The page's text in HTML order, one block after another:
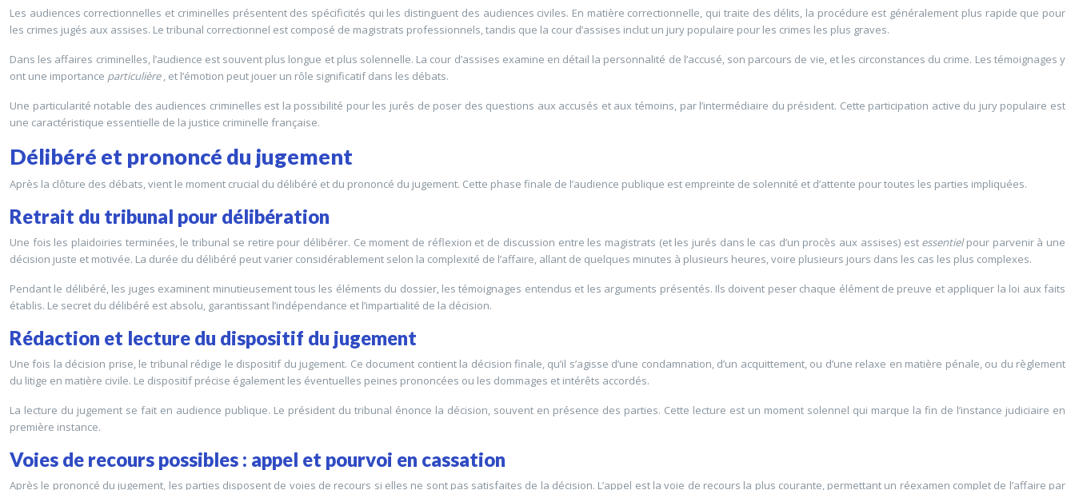
Les audiences correctionnelles et criminelles présentent des spécificités qui les distinguent des audiences civiles. En matière correctionnelle, qui traite des délits, la procédure est généralement plus rapide que pour
les crimes jugés aux assises. Le tribunal correctionnel est composé de magistrats professionnels, tandis que la cour d’assises inclut un jury populaire pour les crimes les plus graves.
Dans les affaires criminelles, l’audience est souvent plus longue et plus solennelle. La cour d’assises examine en détail la personnalité de l’accusé, son parcours de vie, et les circonstances du crime. Les témoignages y
ont une importance particulière , et l’émotion peut jouer un rôle significatif dans les débats.
Une particularité notable des audiences criminelles est la possibilité pour les jurés de poser des questions aux accusés et aux témoins, par l’intermédiaire du président. Cette participation active du jury populaire est
une caractéristique essentielle de la justice criminelle française.
Délibéré et prononcé du jugement
Après la clôture des débats, vient le moment crucial du délibéré et du prononcé du jugement. Cette phase finale de l’audience publique est empreinte de solennité et d’attente pour toutes les parties impliquées.
Retrait du tribunal pour délibération
Une fois les plaidoiries terminées, le tribunal se retire pour délibérer. Ce moment de réflexion et de discussion entre les magistrats (et les jurés dans le cas d’un procès aux assises) est essentielpour parvenir à une
décision juste et motivée. La durée du délibéré peut varier considérablement selon la complexité de l’affaire, allant de quelques minutes à plusieurs heures, voire plusieurs jours dans les cas les plus complexes.
Pendant le délibéré, les juges examinent minutieusement tous les éléments du dossier, les témoignages entendus et les arguments présentés. Ils doivent peser chaque élément de preuve et appliquer la loi aux faits
établis. Le secret du délibéré est absolu, garantissant l’indépendance et l’impartialité de la décision.
Rédaction et lecture du dispositif du jugement
Une fois la décision prise, le tribunal rédige le dispositif du jugement. Ce document contient la décision finale, qu’il s’agisse d’une condamnation, d’un acquittement, ou d’une relaxe en matière pénale, ou du règlement
du litige en matière civile. Le dispositif précise également les éventuelles peines prononcées ou les dommages et intérêts accordés.
La lecture du jugement se fait en audience publique. Le président du tribunal énonce la décision, souvent en présence des parties. Cette lecture est un moment solennel qui marque la fin de l’instance judiciaire en
première instance.
Voies de recours possibles : appel et pourvoi en cassation
Après le prononcé du jugement, les parties disposent de voies de recours si elles ne sont pas satisfaites de la décision. L’appel est la voie de recours la plus courante, permettant un réexamen complet de l’affaire par